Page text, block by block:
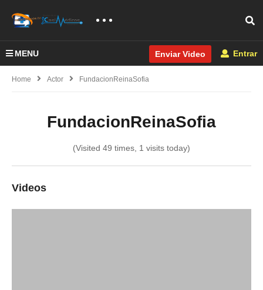
MENU Enviar Video Entrar
Home Actor FundacionReinaSofia
FundacionReinaSofia
(Visited 49 times, 1 visits today)
Videos